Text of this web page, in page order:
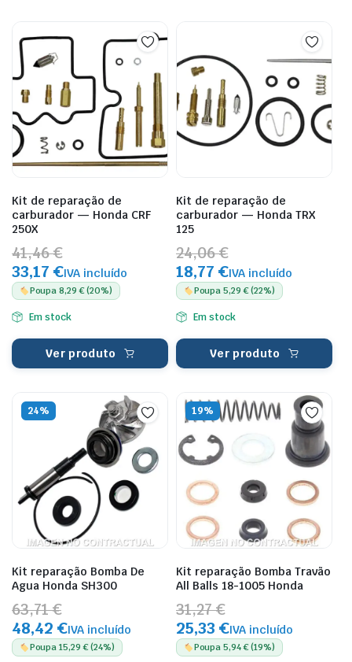
Kit de reparação de
carburador — Honda CRF
250X
41,46 €
33,17 €IVA incluído
Poupa 8,29 € (20%)
Em stock
Ver produto
Kit de reparação de
carburador — Honda TRX
125
24,06 €
18,77 €IVA incluído
Poupa 5,29 € (22%)
Em stock
Ver produto
24%
Kit reparação Bomba De
Agua Honda SH300
63,71 €
48,42 €IVA incluído
Poupa 15,29 € (24%)
19%
Kit reparação Bomba Travão
All Balls 18-1005 Honda
31,27 €
25,33 €IVA incluído
Poupa 5,94 € (19%)